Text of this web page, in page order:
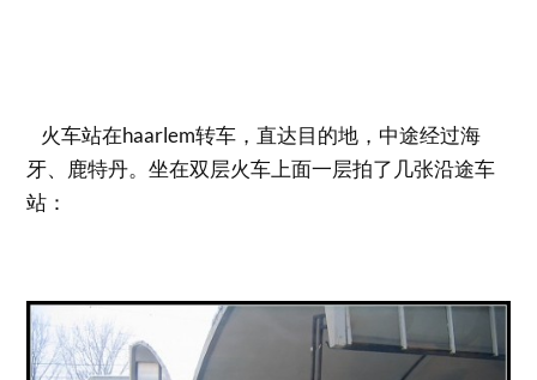
火车站在haarlem转车，直达目的地，中途经过海
牙、鹿特丹。坐在双层火车上面一层拍了几张沿途车
站：